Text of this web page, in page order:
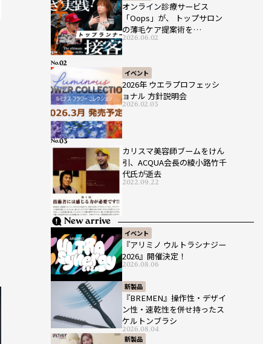
オンライン診療サービス
「Oops」が、 トップサロン
の薄毛ケア提案術を
HAIRCAMPで公開！
2026.06.02
イベント
2026年 ウエラプロフェッシ
ョナル 方針説明会
2026.02.03
No.
カリスマ美容師ブームをけん
引、ACQUA会長の綾小路竹千
代氏が逝去
2022.09.22
No.
New arrive
イベント
『アリミノ ウルトラシナジー
2026』開催決定！
2026.08.06
新製品
『BREMEN』操作性・デザイ
ン性・速乾性を併せ持ったス
ケルトンブラシ
2026.08.04
新製品